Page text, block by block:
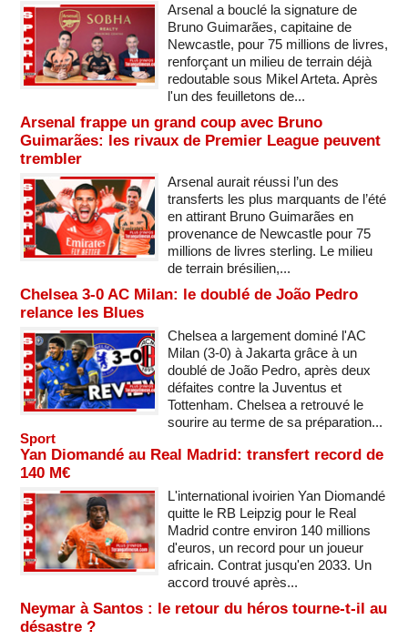
Arsenal a bouclé la signature de
Bruno Guimarães, capitaine de
Newcastle, pour 75 millions de livres,
renforçant un milieu de terrain déjà
redoutable sous Mikel Arteta. Après
l'un des feuilletons de...
Arsenal frappe un grand coup avec Bruno
Guimarães: les rivaux de Premier League peuvent
trembler
Arsenal aurait réussi l’un des
transferts les plus marquants de l’été
en attirant Bruno Guimarães en
provenance de Newcastle pour 75
millions de livres sterling. Le milieu
de terrain brésilien,...
Chelsea 3-0 AC Milan: le doublé de João Pedro
relance les Blues
Chelsea a largement dominé l'AC
Milan (3-0) à Jakarta grâce à un
doublé de João Pedro, après deux
défaites contre la Juventus et
Tottenham. Chelsea a retrouvé le
sourire au terme de sa préparation...
Sport
Yan Diomandé au Real Madrid: transfert record de
140 M€
L'international ivoirien Yan Diomandé
quitte le RB Leipzig pour le Real
Madrid contre environ 140 millions
d'euros, un record pour un joueur
africain. Contrat jusqu'en 2033. Un
accord trouvé après...
Neymar à Santos : le retour du héros tourne-t-il au
désastre ?